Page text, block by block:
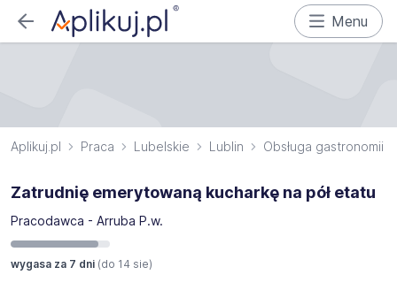
Menu
Aplikuj.pl Praca Lubelskie Lublin Obsługa gastronomii
Zatrudnię emerytowaną kucharkę na pół etatu
Pracodawca - Arruba P.w.
wygasa za 7 dni (do 14 sie)